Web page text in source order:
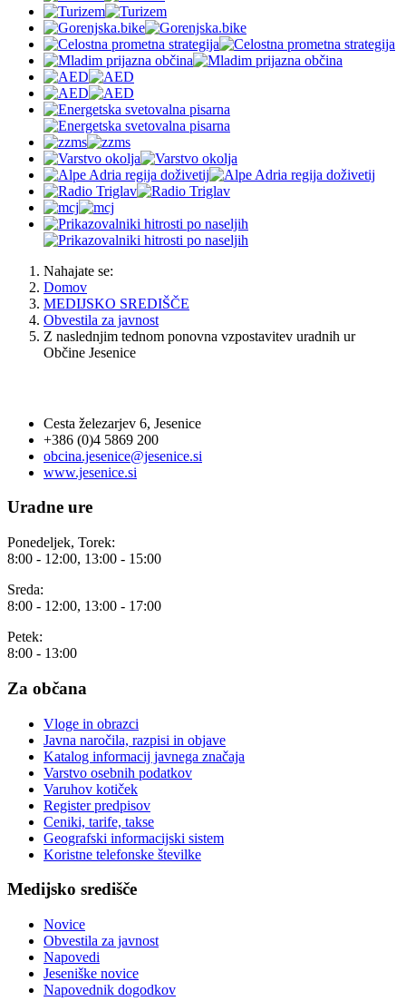
Nahajate se:
Domov
MEDIJSKO SREDIŠČE
Obvestila za javnost
Z naslednjim tednom ponovna vzpostavitev uradnih ur
Občine Jesenice
Cesta železarjev 6, Jesenice
+386 (0)4 5869 200
obcina.jesenice@jesenice.si
www.jesenice.si
Uradne ure
Ponedeljek, Torek:
8:00 - 12:00, 13:00 - 15:00
Sreda:
8:00 - 12:00, 13:00 - 17:00
Petek:
8:00 - 13:00
Za občana
Vloge in obrazci
Javna naročila, razpisi in objave
Katalog informacij javnega značaja
Varstvo osebnih podatkov
Varuhov kotiček
Register predpisov
Ceniki, tarife, takse
Geografski informacijski sistem
Koristne telefonske številke
Medijsko središče
Novice
Obvestila za javnost
Napovedi
Jeseniške novice
Napovednik dogodkov